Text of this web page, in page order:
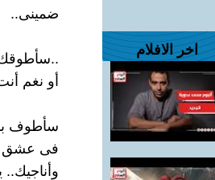
اخر الافلام
ضمينى..
..سأطوقك
أو نغم
سأطوف
فى عشق
وأناجيك..